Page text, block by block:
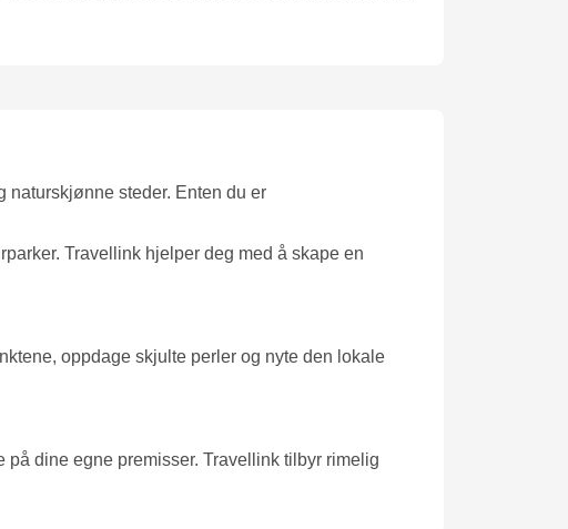
naturskjønne steder. Enten du er
Travellink hjelper deg med å skape en
oppdage skjulte perler og nyte den lokale
dine egne premisser. Travellink tilbyr rimelig